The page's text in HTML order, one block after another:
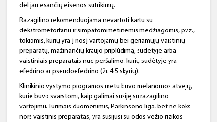
dėl jau esančių eisenos sutrikimų.
Razagilino rekomenduojama nevartoti kartu su
dekstrometorfanu ir simpatomimetinėmis medžiagomis, pvz.,
tokiomis, kurių yra į nosį vartojamų bei geriamųjų vaistinių
preparatų, mažinančių kraujo priplūdimą, sudėtyje arba
vaistiniais preparatais nuo peršalimo, kurių sudėtyje yra
efedrino ar pseudoefedrino (žr. 4.5 skyrių).
Klinikinio vystymo programos metu buvo melanomos atvejų,
kurie buvo svarstomi, kaip galimai susiję su razagilino
vartojimu. Turimais duomenimis, Parkinsono liga, bet ne koks
nors vaistinis preparatas, yra susijusi su odos vėžio rizikos